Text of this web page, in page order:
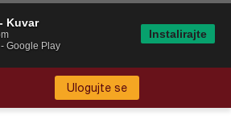
Ulogujte se
Kuvar
Google Play
Instalirajte